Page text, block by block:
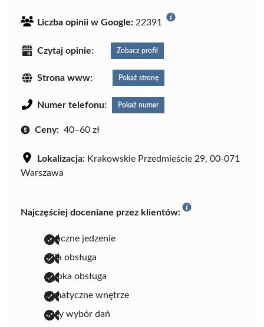
Liczba opinii w Google: 22391
Czytaj opinie: Zobacz profil
Strona www: Pokaż stronę
Numer telefonu: Pokaż numer
Ceny: 40–60 zł
Lokalizacja: Krakowskie Przedmieście 29, 00-071
Warszawa
Najczęściej doceniane przez klientów:
smaczne jedzenie
miła obsługa
szybka obsługa
klimatyczne wnętrze
duży wybór dań